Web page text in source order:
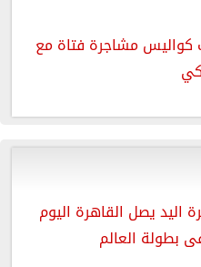
كواليس مشاجرة فتاة مع
اليد يصل القاهرة اليوم
بطولة العالم